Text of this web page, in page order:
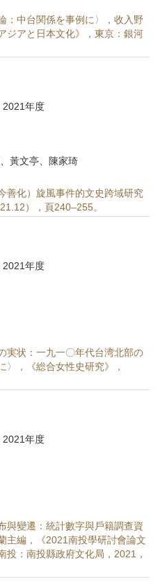
：中台関係を事例に〉，收入野
ジアと日本文化》，東京：銀河
2021年度
黃文亭、陳家琦
善化）旋風事件的文史跨域研究
），頁240–255。
2021年度
実状：一九一〇年代台湾北部の
〉，《総合女性史研究》，
2021年度
與變遷：統計數字與戶籍調查資
主編，《2021南投學研討會論文
投：南投縣政府文化局，2021，